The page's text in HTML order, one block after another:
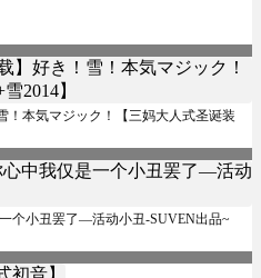
本気マジック！【三妈大人式圣诞装
个小丑罢了—活动小丑-SUVEN出品~